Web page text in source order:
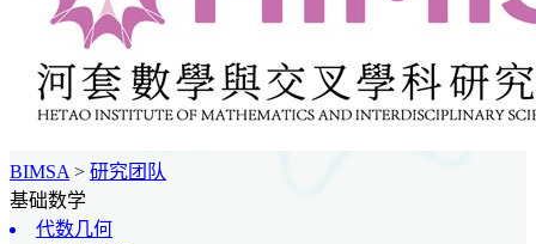
BIMSA > 研究团队
基础数学
代数几何